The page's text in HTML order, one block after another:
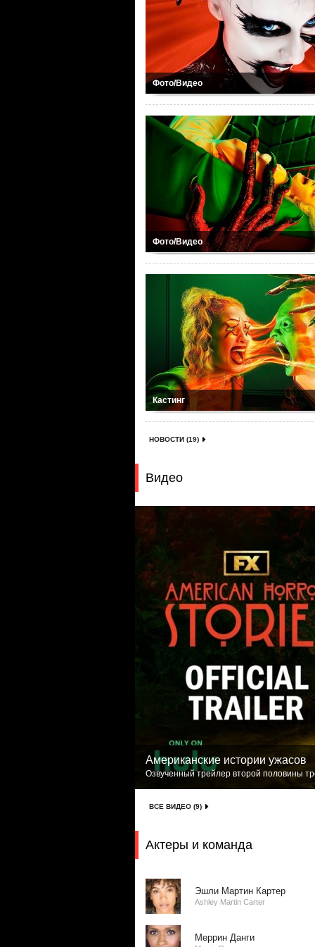
Фото/Видео
Фото/Видео
Кастинг
НОВОСТИ (19)
Видео
Американские истории ужасов
Озвученный трейлер второй половины
ВСЕ ВИДЕО (9)
Актеры и команда
Эшли Мартин Картер
Ashley Martin Carter
Меррин Данги